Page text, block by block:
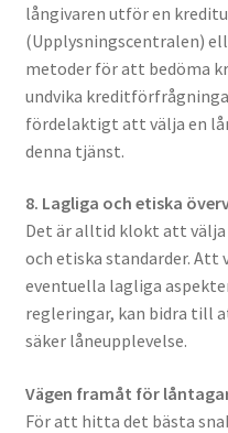
långivaren utför en
(Upplysningscentralen)
metoder för att bedöma
undvika
fördelaktigt att välja en
denna tjänst.
8. Lagliga och etiska
Det är alltid klokt att
och etiska standarder. Att
eventuella lagliga
regleringar, kan bidra till
säker låneupplevelse.
Vägen framåt för
För att hitta det bästa